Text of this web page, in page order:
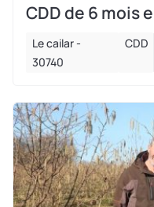
CDD de 6 mois
Le cailar -
30740
CDD